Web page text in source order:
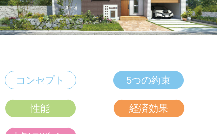
コンセプト 5つの約束
性能 経済効果